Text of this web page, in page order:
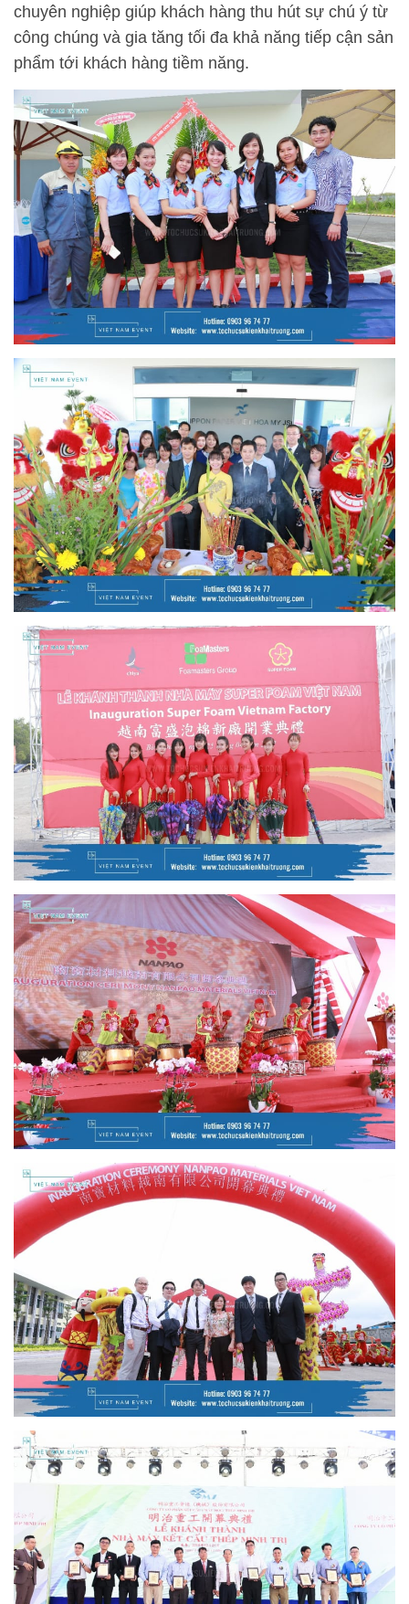
chuyên nghiệp giúp khách hàng thu hút sự chú ý từ
công chúng và gia tăng tối đa khả năng tiếp cận sản
phẩm tới khách hàng tiềm năng.